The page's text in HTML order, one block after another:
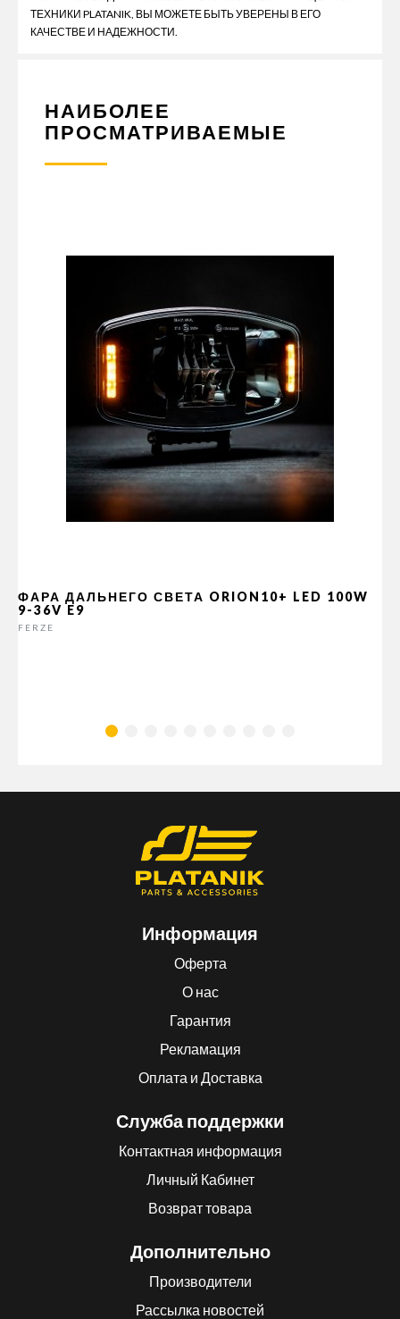
ТЕХНИКИ PLATANIK, ВЫ МОЖЕТЕ БЫТЬ УВЕРЕНЫ В ЕГО
КАЧЕСТВЕ И НАДЕЖНОСТИ.
НАИБОЛЕЕ
ПРОСМАТРИВАЕМЫЕ
ФАРА ДАЛЬНЕГО СВЕТА ORION10+ LED 100W
9-36V E9
FERZE
Информация
Оферта
О нас
Гарантия
Рекламация
Оплата и Доставка
Служба поддержки
Контактная информация
Личный Кабинет
Возврат товара
Дополнительно
Производители
Рассылка новостей